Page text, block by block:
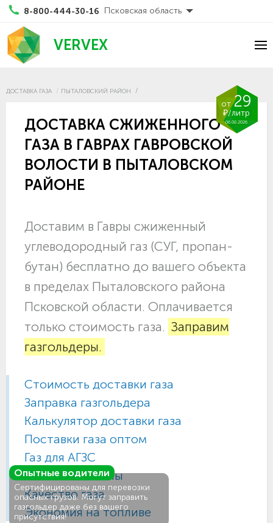
8-800-444-30-16 Псковская область
VERVEX
ДОСТАВКА ГАЗА ПЫТАЛОВСКИЙ РАЙОН
от29
₽/литр
06.08.2026
ДОСТАВКА СЖИЖЕННОГО
ГАЗА В ГАВРАХ ГАВРОВСКОЙ
ВОЛОСТИ В ПЫТАЛОВСКОМ
РАЙОНЕ
Доставим в Гавры сжиженный
углеводородный газ (СУГ, пропан-
бутан) бесплатно до вашего объекта
в пределах Пыталовского района
Псковской области. Оплачивается
только стоимость газа. Заправим
газгольдеры.
Стоимость доставки газа
Заправка газгольдера
Калькулятор доставки газа
Поставки газа оптом
Газ для АГЗС
Газовые баллоны
Качество газа
Экономия на топливе
Опытные водители
Сертифицированы для перевозки
опасных грузов. Могут заправить
газгольдер даже без вашего
присутствия!